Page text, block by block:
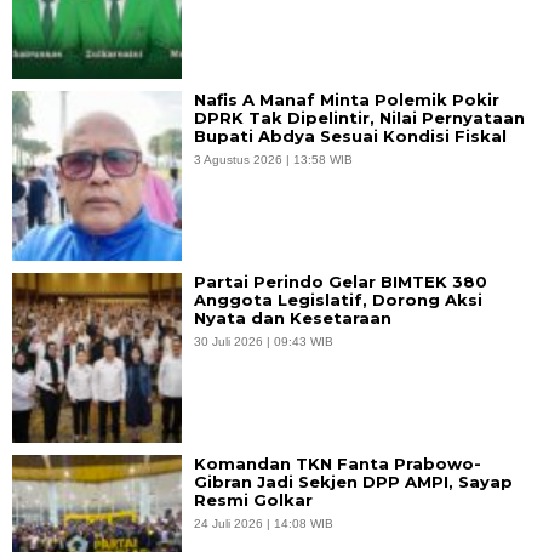
Nafis A Manaf Minta Polemik Pokir
DPRK Tak Dipelintir, Nilai Pernyataan
Bupati Abdya Sesuai Kondisi Fiskal
3 Agustus 2026 | 13:58 WIB
Partai Perindo Gelar BIMTEK 380
Anggota Legislatif, Dorong Aksi
Nyata dan Kesetaraan
30 Juli 2026 | 09:43 WIB
Komandan TKN Fanta Prabowo-
Gibran Jadi Sekjen DPP AMPI, Sayap
Resmi Golkar
24 Juli 2026 | 14:08 WIB